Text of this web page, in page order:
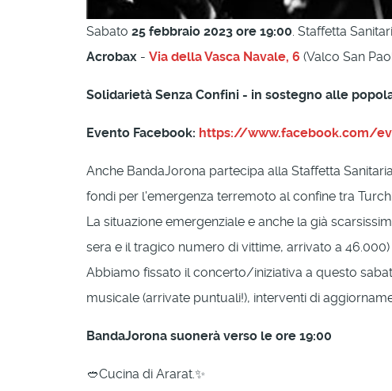
Sabato 25 febbraio 2023 ore 19:00. Staffetta
Acrobax - Via della Vasca Navale, 6 (Valco San
Solidarietà Senza Confini - in sostegno alle
Evento Facebook: https://www.facebook.com/
Anche BandaJorona partecipa alla Staffetta
fondi per l'emergenza terremoto al confine tra
La situazione emergenziale e anche la già
sera e il tragico numero di vittime, arrivato a
Abbiamo fissato il concerto/iniziativa a questo
musicale (arrivate puntuali!), interventi di
BandaJorona suonerà verso le ore 19:00
🥙Cucina di Ararat.✨